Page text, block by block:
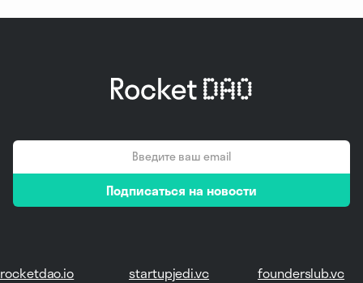
*
Подписаться на новости
rocketdao.io startupjedi.vc founderslub.vc